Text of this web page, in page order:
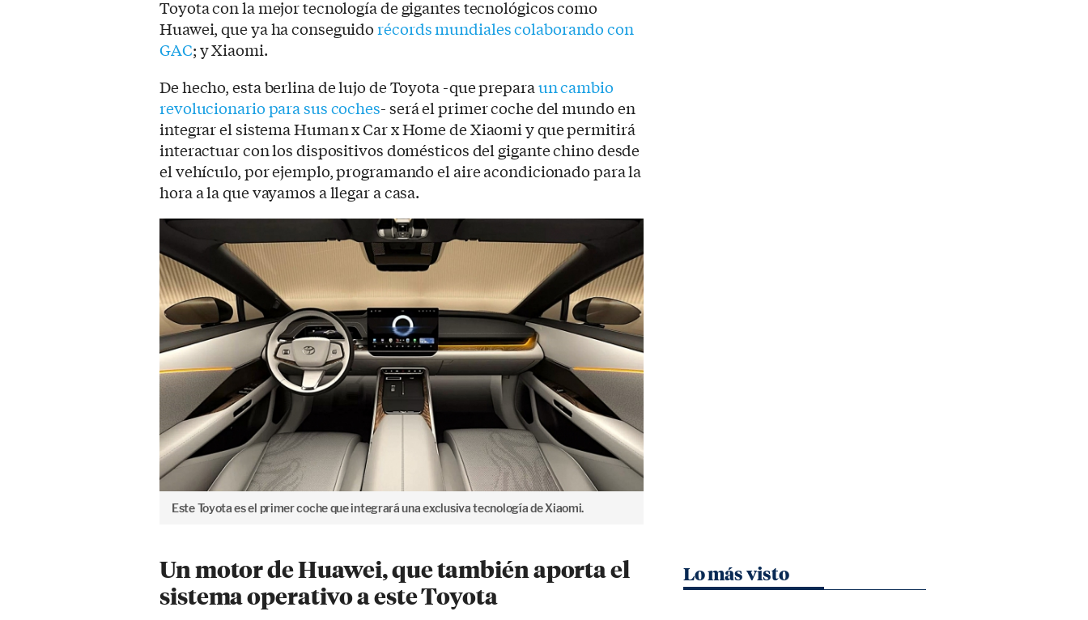
Toyota con la mejor tecnología de gigantes tecnológicos como
Huawei, que ya ha conseguidorécords mundiales colaborando con
GAC; y Xiaomi.
De hecho, esta berlina de lujo de Toyota -que preparaun cambio
revolucionario para sus coches- será el primer coche del mundo en
integrar el sistema Human x Car x Home de Xiaomi y que permitirá
interactuar con los dispositivos domésticos del gigante chino desde
el vehículo, por ejemplo, programando el aire acondicionado para la
hora a la que vayamos a llegar a casa.
Este Toyota es el primer coche que integrará una exclusiva tecnología de Xiaomi.
Un motor de Huawei, que también aporta el
sistema operativo a este Toyota
Lo más visto